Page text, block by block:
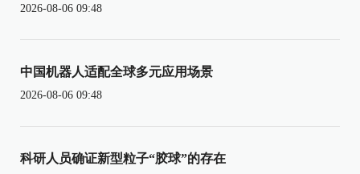
2026-08-06 09:48
中国机器人适配全球多元应用场景
2026-08-06 09:48
科研人员确证新型粒子“胶球”的存在